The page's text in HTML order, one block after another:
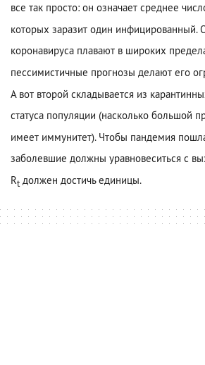
все так просто: он означает среднее
которых заразит один инфицированный.
коронавируса плавают в широких
пессимистичные прогнозы делают его
А вот второй складывается из
статуса популяции (насколько большой
имеет иммунитет). Чтобы пандемия
заболевшие должны уравновеситься с
Rt должен достичь единицы.